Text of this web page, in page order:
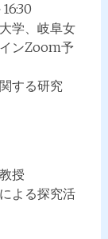
学、岐阜女
ンZoom予
する研究
授
よる探究活